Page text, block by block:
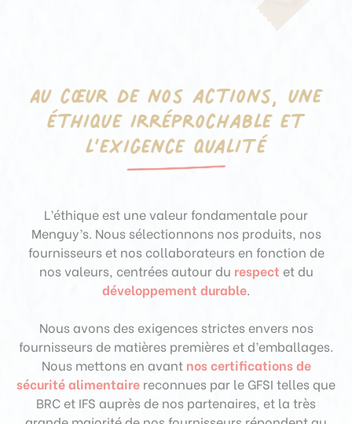
Au cœur de nos actions, une
éthique irréprochable et
l’exigence qualité
L’éthique est une valeur fondamentale pour
Menguy’s. Nous sélectionnons nos produits, nos
fournisseurs et nos collaborateurs en fonction de
nos valeurs, centrées autour du respect et du
développement durable
Nous avons des exigences strictes envers nos
fournisseurs de matières premières et d’emballages.
Nous mettons en avant nos certifications de
sécurité alimentaire reconnues par le GFSI telles que
BRC et IFS auprès de nos partenaires, et la très